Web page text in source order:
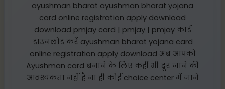
ayushman bharat ayushman bharat yojana
card online registration apply download
download pmjay card | pmjay | pmjay कार्ड
डाउनलोड करें ayushman bharat yojana card
online registration apply download अब आपको
Ayushman card बनाने के लिए कहीं भी दूर जाने की
आवश्यकता नहीं है ना ही कोई choice center में जाने